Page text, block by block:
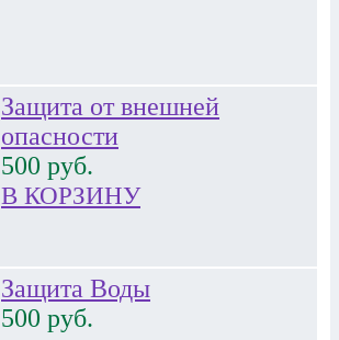
Защита от внешней
опасности
500 руб.
В КОРЗИНУ
Защита Воды
500 руб.